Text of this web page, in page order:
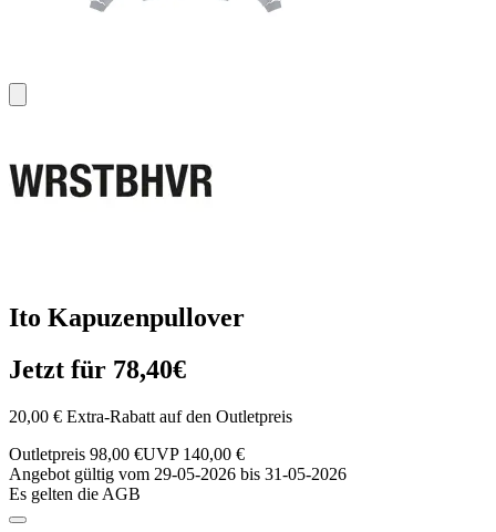
Ito Kapuzenpullover
Jetzt für 78,40€
20,00 € Extra-Rabatt auf den Outletpreis
Outletpreis 98,00 €UVP 140,00 €
Angebot gültig vom 29-05-2026 bis 31-05-2026
Es gelten die AGB